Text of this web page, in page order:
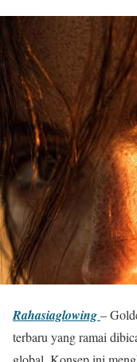
Rahasiaglowing–
terbaru yang ramai